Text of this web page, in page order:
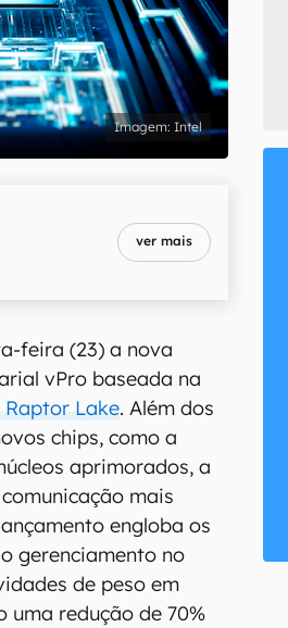
Intel
ver mais
feira (23) a nova
vPro baseada na
Raptor Lake. Além dos
chips, como a
aprimorados, a
mais
engloba os
gerenciamento no
de peso em
uma redução de 70%